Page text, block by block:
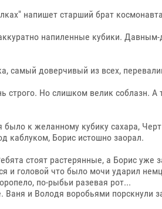
напишет старший брат
напиленные кубики.
самый доверчивый из всех,
Но слишком велик соблазн. А
было к желанному кубику сахара,
каблуком, Борис истошно заорал.
стоят растерянные, а Борис уже
и головой что было мочи ударил
по-рыбьи разевая рот...
и Володя воробьями порскнули